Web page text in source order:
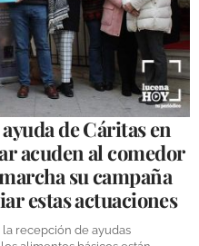
de Cáritas en
acuden al comedor
su campaña
estas actuaciones
recepción de ayudas